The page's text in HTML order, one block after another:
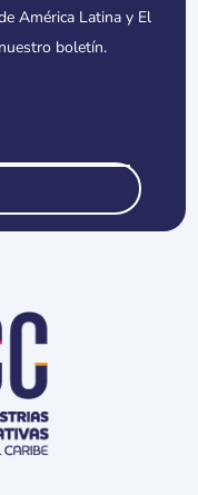
América Latina y El
boletín.